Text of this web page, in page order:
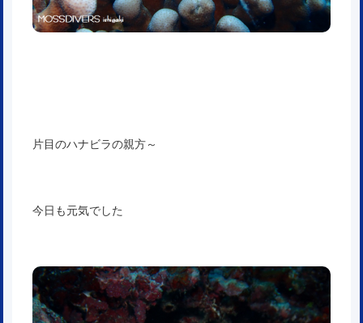
片目のハナビラの親方～
今日も元気でした